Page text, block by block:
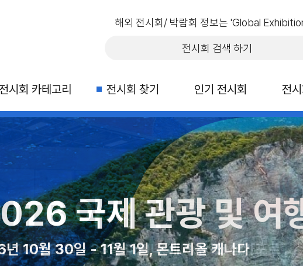
해외 전시회/ 박람회 정보는 'Global
시회 카테고리 전시회 찾기 인기 전시회 전
라스베가스
일 - 12일, 라스베이거스 컨벤션 센터
립 박람회 (CNE)
7일 캐나다 토론토, 엑시비션 플레이스
아시아
월 21일 - 23일 마리나 베이 샌즈, 싱가포르
국제 관광 및 여
월 30일 - 11월 1일, 몬트리올 캐나다